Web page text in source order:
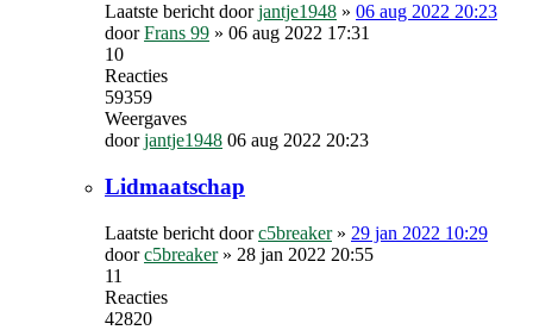
Laatste bericht doorjantje1948 » 06 aug 2022 20:23
doorFrans 99 » 06 aug 2022 17:31
10
Reacties
59359
Weergaves
doorjantje1948 06 aug 2022 20:23
Lidmaatschap
Laatste bericht doorc5breaker» 29 jan 2022 10:29
doorc5breaker» 28 jan 2022 20:55
11
Reacties
42820